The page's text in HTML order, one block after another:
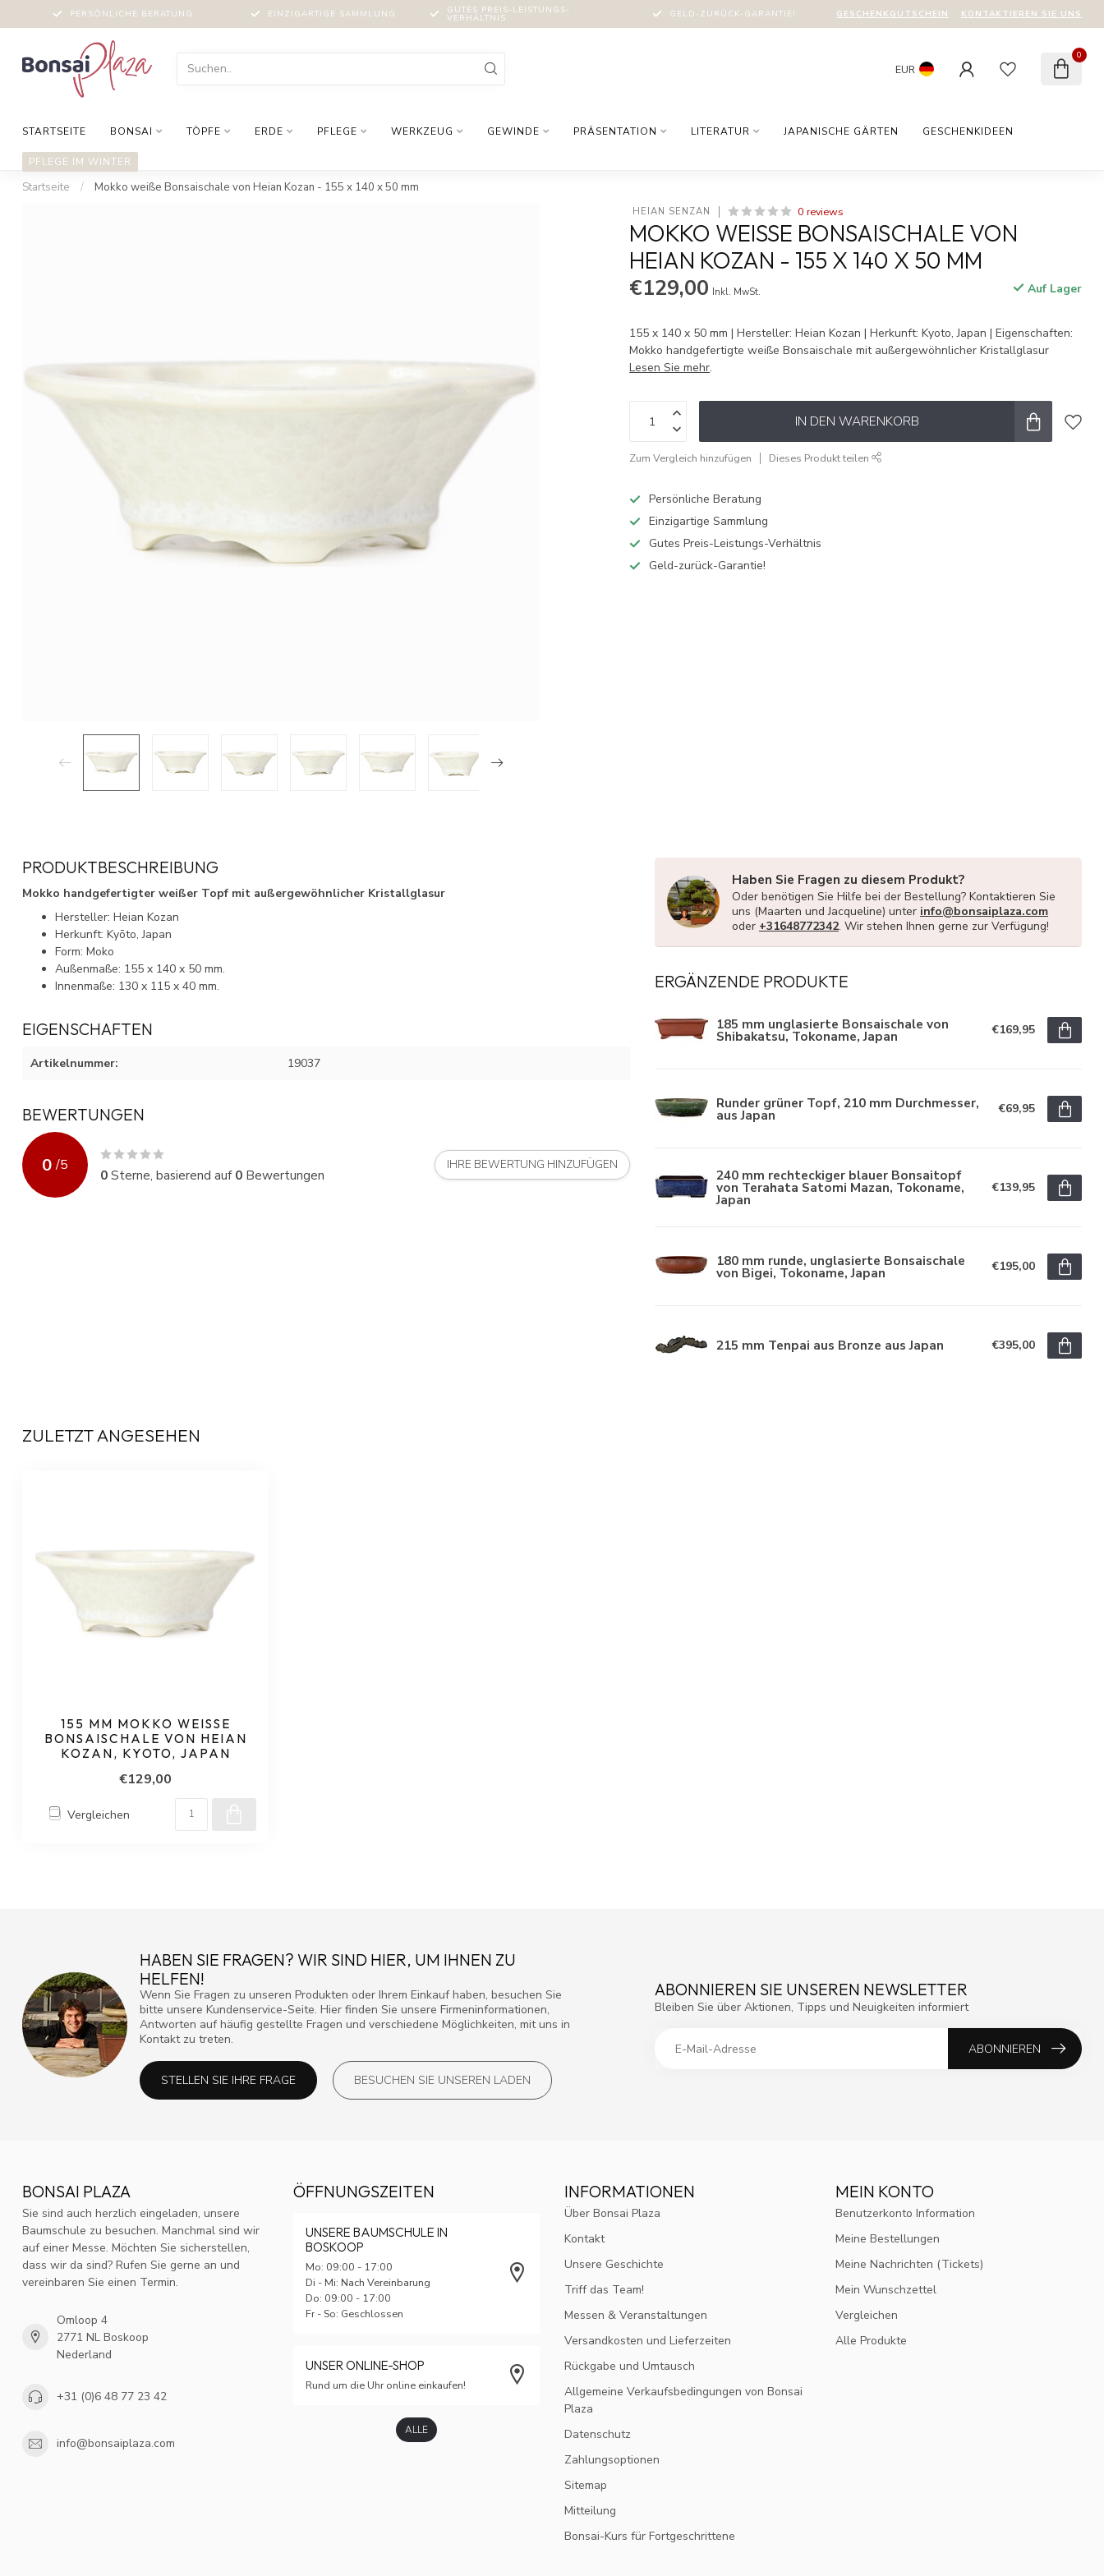
PERSÖNLICHE BERATUNG EINZIGARTIGE SAMMLUNG GUTES PREIS-LEISTUNGS-
VERHÄLTNIS GELD-ZURÜCK-GARANTIE! GESCHENKGUTSCHEIN KONTAKTIEREN SIE UNS
EUR
0
STARTSEITE BONSAI TÖPFE ERDE PFLEGE WERKZEUG GEWINDE PRÄSENTATION LITERATUR JAPANISCHE GÄRTEN GESCHENKIDEEN
PFLEGE IM WINTER
Startseite / Mokko weiße Bonsaischale von Heian Kozan - 155 x 140 x 50 mm
HEIAN SENZAN 0 reviews
MOKKO WEISSE BONSAISCHALE VON H
EIAN KOZAN - 155 X 140 X 50 MM
€129,00 Inkl. MwSt. Auf Lager
155 x 140 x 50 mm | Hersteller: Heian Kozan | Herkunft: Kyoto, Japan | Eigenschaften:
Mokko handgefertigte weiße Bonsaischale mit außergewöhnlicher Kristallglasur
Lesen Sie mehr.
IN DEN WARENKORB
Zum Vergleich hinzufügen Dieses Produkt teilen
Persönliche Beratung
Einzigartige Sammlung
Gutes Preis-Leistungs-Verhältnis
Geld-zurück-Garantie!
PRODUKTBESCHREIBUNG
Mokko handgefertigter weißer Topf mit außergewöhnlicher Kristallglasur
Hersteller: Heian Kozan
Herkunft: Kyōto, Japan
Form: Moko
Außenmaße: 155 x 140 x 50 mm.
Innenmaße: 130 x 115 x 40 mm.
EIGENSCHAFTEN
Artikelnummer: 19037
BEWERTUNGEN
0 /5
0Sterne, basierend auf0 Bewertungen
IHRE BEWERTUNG HINZUFÜGEN
Haben Sie Fragen zu diesem Produkt?
Oder benötigen Sie Hilfe bei der Bestellung? Kontaktieren Sie
uns (Maarten und Jacqueline) unter info@bonsaiplaza.com
oder +31648772342. Wir stehen Ihnen gerne zur Verfügung!
ERGÄNZENDE PRODUKTE
185 mm unglasierte Bonsaischale von
Shibakatsu, Tokoname, Japan €169,95
Runder grüner Topf, 210 mm Durchmesser,
aus Japan €69,95
240 mm rechteckiger blauer Bonsaitopf
von Terahata Satomi Mazan, Tokoname,
Japan
€139,95
180 mm runde, unglasierte Bonsaischale
von Bigei, Tokoname, Japan €195,00
215 mm Tenpai aus Bronze aus Japan €395,00
ZULETZT ANGESEHEN
155 MM MOKKO WEISSE B
ONSAISCHALE VON HEIAN K
OZAN, KYOTO, JAPAN
€129,00
Vergleichen
HABEN SIE FRAGEN? WIR SIND HIER, UM IHNEN ZU
HELFEN!
Wenn Sie Fragen zu unseren Produkten oder Ihrem Einkauf haben, besuchen Sie
bitte unsere Kundenservice-Seite. Hier finden Sie unsere Firmeninformationen,
Antworten auf häufig gestellte Fragen und verschiedene Möglichkeiten, mit uns in
Kontakt zu treten.
STELLEN SIE IHRE FRAGE BESUCHEN SIE UNSEREN LADEN
ABONNIEREN SIE UNSEREN NEWSLETTER
Bleiben Sie über Aktionen, Tipps und Neuigkeiten informiert
ABONNIEREN
BONSAI PLAZA
Sie sind auch herzlich eingeladen, unsere
Baumschule zu besuchen. Manchmal sind wir
auf einer Messe. Möchten Sie sicherstellen,
dass wir da sind? Rufen Sie gerne an und
vereinbaren Sie einen Termin.
Omloop 4
2771 NL Boskoop
Nederland
+31 (0)6 48 77 23 42
info@bonsaiplaza.com
ÖFFNUNGSZEITEN
UNSERE BAUMSCHULE IN
BOSKOOP
Mo: 09:00 - 17:00
Di - Mi: Nach Vereinbarung
Do: 09:00 - 17:00
Fr - So: Geschlossen
UNSER ONLINE-SHOP
Rund um die Uhr online einkaufen!
ALLE
INFORMATIONEN
Über Bonsai Plaza
Kontakt
Unsere Geschichte
Triff das Team!
Messen & Veranstaltungen
Versandkosten und Lieferzeiten
Rückgabe und Umtausch
Allgemeine Verkaufsbedingungen von Bonsai
Plaza
Datenschutz
Zahlungsoptionen
Sitemap
Mitteilung
Bonsai-Kurs für Fortgeschrittene
MEIN KONTO
Benutzerkonto Information
Meine Bestellungen
Meine Nachrichten (Tickets)
Mein Wunschzettel
Vergleichen
Alle Produkte